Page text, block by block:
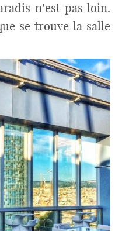
n’est pas loin.
se trouve la salle